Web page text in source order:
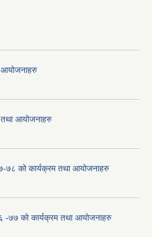
आयोजनाहरु
७८ को कार्यक्रम तथा आयोजनाहरु
-७७ को कार्यक्रम तथा आयोजनाहरु